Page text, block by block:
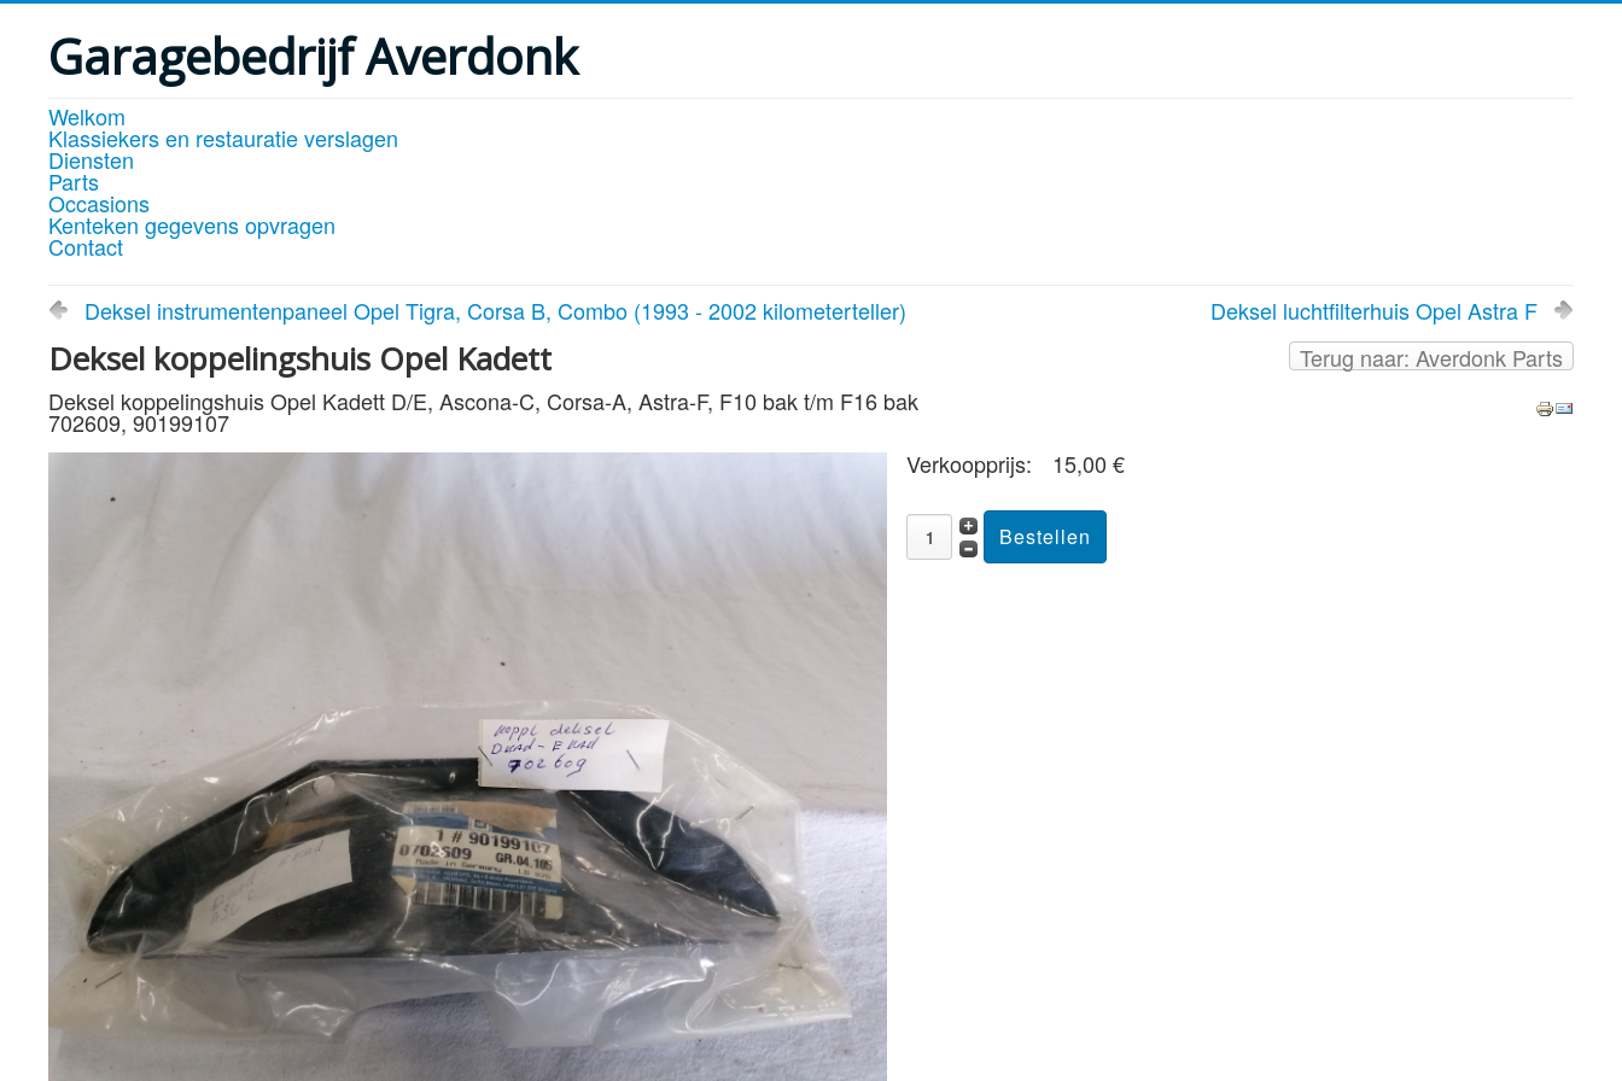
Garagebedrijf Averdonk
Welkom
Klassiekers en restauratie verslagen
Diensten
Parts
Occasions
Kenteken gegevens opvragen
Contact
Deksel instrumentenpaneel Opel Tigra, Corsa B, Combo (1993 - 2002 kilometerteller)
Deksel luchtfilterhuis Opel Astra F
Terug naar: Averdonk Parts
Deksel koppelingshuis Opel Kadett
Deksel koppelingshuis Opel Kadett D/E, Ascona-C, Corsa-A, Astra-F, F10 bak t/m F16 bak
702609, 90199107
Verkoopprijs:
15,00 €